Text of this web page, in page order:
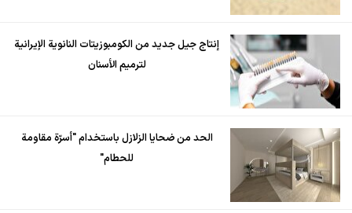
إنتاج جيل جديد من الكومبوزيتات النانوية الإيرانية
لترميم الأسنان
الحد من ضحايا الزلازل باستخدام "أسرّة مقاومة
للحطام"